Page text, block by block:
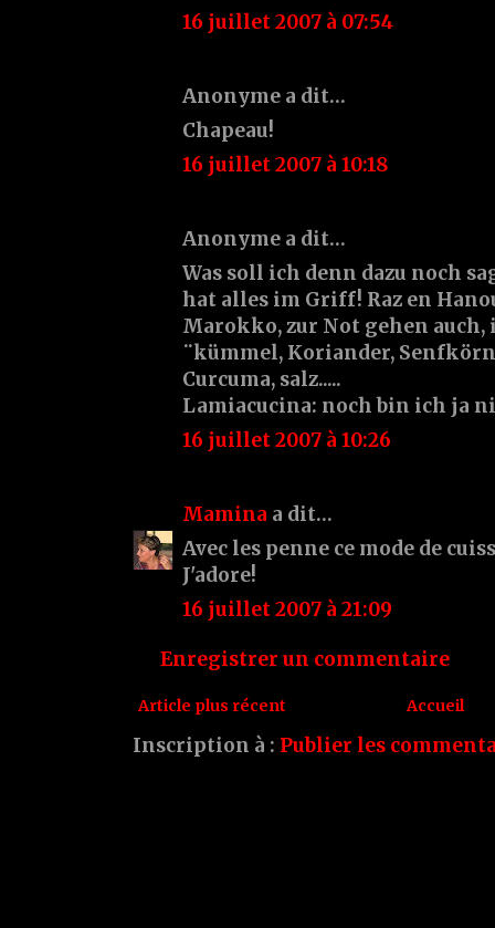
16 juillet 2007 à 07:54
Anonyme a dit…
Chapeau!
16 juillet 2007 à 10:18
Anonyme a dit…
Was soll ich denn dazu noch
hat alles im Griff! Raz en
Marokko, zur Not gehen
¨kümmel, Koriander,
Curcuma, salz.....
Lamiacucina: noch bin ich ja
16 juillet 2007 à 10:26
Mamina a dit…
Avec les penne ce mode de
J'adore!
16 juillet 2007 à 21:09
Enregistrer un commentaire
Article plus récent Accueil
Inscription à : Publier les